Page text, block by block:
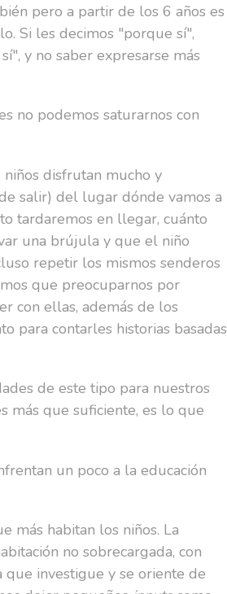
pero a partir de los 6 años es
Si les decimos "porque sí",
y no saber expresarse más
no podemos saturarnos con
disfrutan mucho y
salir) del lugar dónde vamos a
tardaremos en llegar, cuánto
una brújula y que el niño
repetir los mismos senderos
que preocuparnos por
con ellas, además de los
para contarles historias basadas
de este tipo para nuestros
más que suficiente, es lo que
un poco a la educación
más habitan los niños. La
no sobrecargada, con
investigue y se oriente de